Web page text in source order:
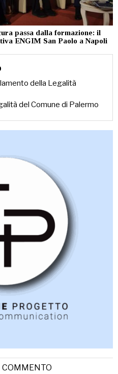
passa dalla formazione: il
ENGIM San Paolo a Napoli
della Legalità
del Comune di Palermo
COMMENTO